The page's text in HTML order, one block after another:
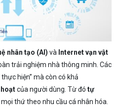
nhân tạo (AI) và Internet vạn vật
trải nghiệm nhà thông minh. Các
hiện” mà còn có khả
hoạtcủa người dùng. Từ đó tự
mọi thứ theo nhu cầu cá nhân hóa.